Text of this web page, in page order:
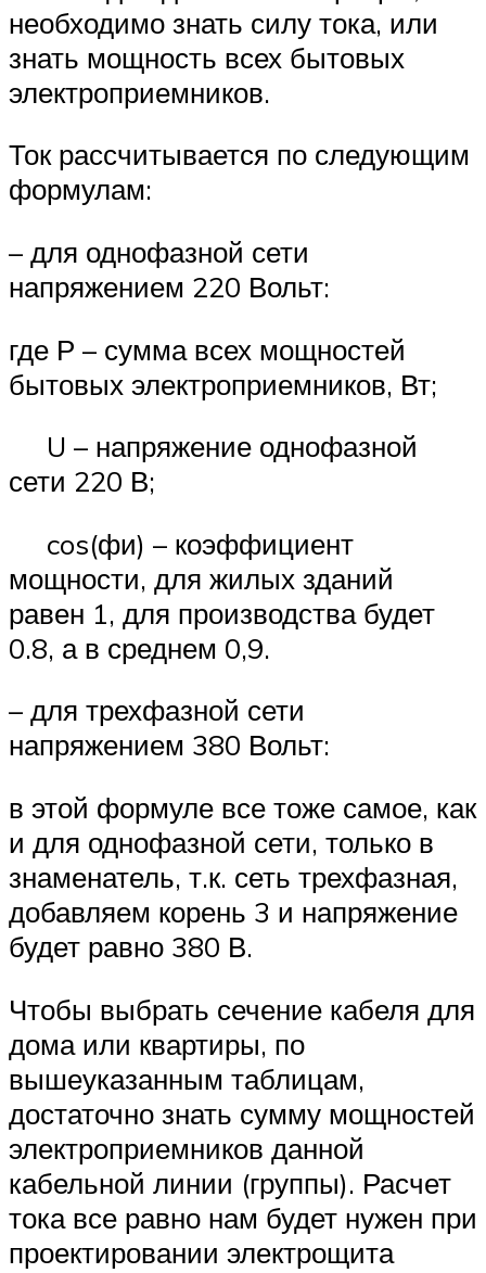
необходимо знать силу тока, или
знать мощность всех бытовых
электроприемников.
Ток рассчитывается по следующим
формулам:
– для однофазной сети
напряжением 220 Вольт:
где Р – сумма всех мощностей
бытовых электроприемников, Вт;
U – напряжение однофазной
сети 220 В;
cos(фи) – коэффициент
мощности, для жилых зданий
равен 1, для производства будет
0.8, а в среднем 0,9.
– для трехфазной сети
напряжением 380 Вольт:
в этой формуле все тоже самое, как
и для однофазной сети, только в
знаменатель, т.к. сеть трехфазная,
добавляем корень 3 и напряжение
будет равно 380 В.
Чтобы выбрать сечение кабеля для
дома или квартиры, по
вышеуказанным таблицам,
достаточно знать сумму мощностей
электроприемников данной
кабельной линии (группы). Расчет
тока все равно нам будет нужен при
проектировании электрощита